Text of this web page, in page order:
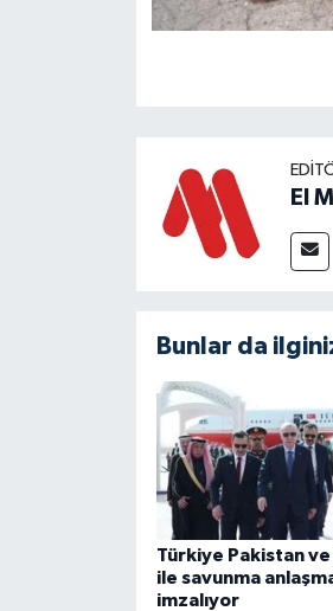
El
Bunlar da
Türkiye Pakistan
ile savunma
imzalıyor